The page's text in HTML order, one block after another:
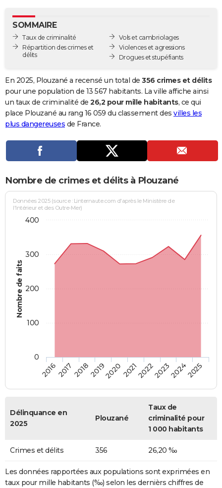
GUIDES D'ACHAT
BONS PLANS
Carte de Noël
Carte Bonne année
Carte Saint-Valentin
Carte Pâques
Carte d'anniversaire
DICTIONNAIRE
Dictionnaire
Biographies
Citations
Expressions
Proverbes
PROGRAMME TV
Se connecter
Entreprises
Service militaire
Avis de recherche
AVIS DE DÉCÈS
Bricolage
Lifestyle
Culture
Sport
Auto
Television
Voyage
Cinema
SOMMAIRE
Taux de criminalité
Répartition des crimes et
délits
Vols et cambriolages
Violences et agressions
Drogues et stupéfiants
En 2025, Plouzané a recensé un total de 356 crimes et délits
pour une population de 13 567 habitants. La ville affiche ainsi
un taux de criminalité de 26,2 pour mille habitants, ce qui
place Plouzané au rang 16 059 du classement des villes les
plus dangereuses de France.
Nombre de crimes et délits à Plouzané
Nombre de faits
Données 2025 (source : Linternaute.com d'après le Ministère de
l'Intérieur et des Outre-Mer)
2016201720182019202020212022202320242025
0
100
200
300
400
Délinquance en
2025
Plouzané
Taux de
criminalité pour
1 000 habitants
Crimes et délits 356 26,20 ‰
Les données rapportées aux populations sont exprimées en
taux pour mille habitants (‰) selon les dernièrs chiffres de